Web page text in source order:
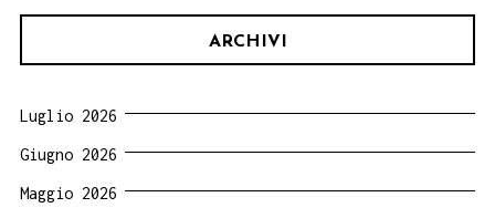
ARCHIVI
Luglio 2026
Giugno 2026
Maggio 2026